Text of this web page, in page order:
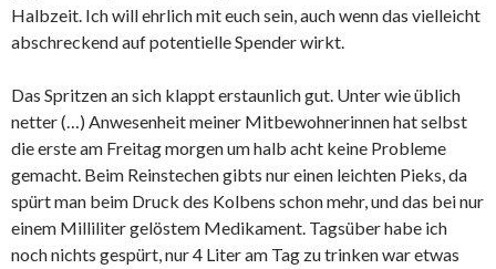
Halbzeit. Ich will ehrlich mit euch sein, auch wenn das vielleicht
abschreckend auf potentielle Spender wirkt.
Das Spritzen an sich klappt erstaunlich gut. Unter wie üblich
netter (…) Anwesenheit meiner Mitbewohnerinnen hat selbst
die erste am Freitag morgen um halb acht keine Probleme
gemacht. Beim Reinstechen gibts nur einen leichten Pieks, da
spürt man beim Druck des Kolbens schon mehr, und das bei nur
einem Milliliter gelöstem Medikament. Tagsüber habe ich
noch nichts gespürt, nur 4 Liter am Tag zu trinken war etwas